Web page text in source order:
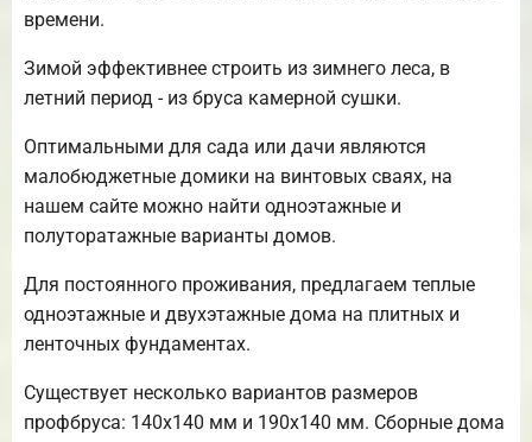
времени.
Зимой эффективнее строить из зимнего леса, в
летний период - из бруса камерной сушки.
Оптимальными для сада или дачи являются
малобюджетные домики на винтовых сваях, на
нашем сайте можно найти одноэтажные и
полуторатажные варианты домов.
Для постоянного проживания, предлагаем теплые
одноэтажные и двухэтажные дома на плитных и
ленточных фундаментах.
Существует несколько вариантов размеров
профбруса: 140х140 мм и 190х140 мм. Сборные дома